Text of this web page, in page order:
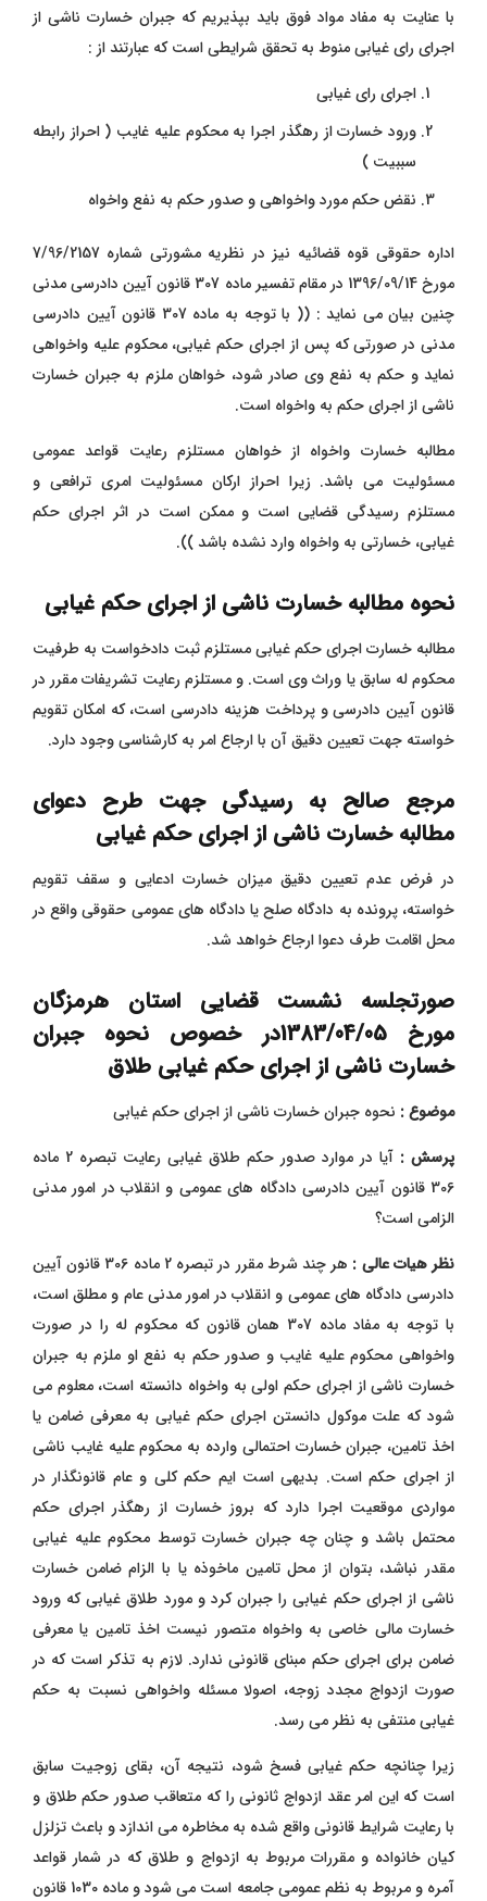
با عنایت به مفاد مواد فوق باید بپذیریم که جبران خسارت ناشی از
اجرای رای غیابی منوط به تحقق شرایطی است که عبارتند از :
اجرای رای غیابی
ورود خسارت از رهگذر اجرا به محکوم علیه غایب ( احراز رابطه
سببیت )
نقض حکم مورد واخواهی و صدور حکم به نفع واخواه
اداره حقوقی قوه قضائیه نیز در نظریه مشورتی شماره 7/96/2157
مورخ 1396/09/14 در مقام تفسیر ماده 307 قانون آیین دادرسی مدنی
چنین بیان می نماید : (( با توجه به ماده 307 قانون آیین دادرسی
مدنی در صورتی که پس از اجرای حکم غیابی، محکوم علیه واخواهی
نماید و حکم به نفع وی صادر شود، خواهان ملزم به جبران خسارت
ناشی از اجرای حکم به واخواه است.
مطالبه خسارت واخواه از خواهان مستلزم رعایت قواعد عمومی
مسئولیت می باشد. زیرا احراز ارکان مسئولیت امری ترافعی و
مستلزم رسیدگی قضایی است و ممکن است در اثر اجرای حکم
غیابی، خسارتی به واخواه وارد نشده باشد )).
نحوه مطالبه خسارت ناشی از اجرای حکم غیابی
مطالبه خسارت اجرای حکم غیابی مستلزم ثبت دادخواست به طرفیت
محکوم له سابق یا وراث وی است. و مستلزم رعایت تشریفات مقرر در
قانون آیین دادرسی و پرداخت هزینه دادرسی است، که امکان تقویم
خواسته جهت تعیین دقیق آن با ارجاع امر به کارشناسی وجود دارد.
مرجع صالح به رسیدگی جهت طرح دعوای
مطالبه خسارت ناشی از اجرای حکم غیابی
در فرض عدم تعیین دقیق میزان خسارت ادعایی و سقف تقویم
خواسته، پرونده به دادگاه صلح یا دادگاه های عمومی حقوقی واقع در
محل اقامت طرف دعوا ارجاع خواهد شد.
صورتجلسه نشست قضایی استان هرمزگان
مورخ 1383/04/05در خصوص نحوه جبران
خسارت ناشی از اجرای حکم غیابی طلاق
موضوع : نحوه جبران خسارت ناشی از اجرای حکم غیابی
پرسش :
آیا در موارد صدور حکم طلاق غیابی رعایت تبصره 2 ماده
306 قانون آیین دادرسی دادگاه های عمومی و انقلاب در امور مدنی
الزامی است؟
نظر هیات عالی :
هر چند شرط مقرر در تبصره 2 ماده 306 قانون آیین
دادرسی دادگاه های عمومی و انقلاب در امور مدنی عام و مطلق است،
با توجه به مفاد ماده 307 همان قانون که محکوم له را در صورت
واخواهی محکوم علیه غایب و صدور حکم به نفع او ملزم به جبران
خسارت ناشی از اجرای حکم اولی به واخواه دانسته است، معلوم می
شود که علت موکول دانستن اجرای حکم غیابی به معرفی ضامن یا
اخذ تامین، جبران خسارت احتمالی وارده به محکوم علیه غایب ناشی
از اجرای حکم است. بدیهی است ایم حکم کلی و عام قانونگذار در
مواردی موقعیت اجرا دارد که بروز خسارت از رهگذر اجرای حکم
محتمل باشد و چنان چه جبران خسارت توسط محکوم علیه غیابی
مقدر نباشد، بتوان از محل تامین ماخوذه یا با الزام ضامن خسارت
ناشی از اجرای حکم غیابی را جبران کرد و مورد طلاق غیابی که ورود
خسارت مالی خاصی به واخواه متصور نیست اخذ تامین یا معرفی
ضامن برای اجرای حکم مبنای قانونی ندارد. لازم به تذکر است که در
صورت ازدواج مجدد زوجه، اصولا مسئله واخواهی نسبت به حکم
غیابی منتفی به نظر می رسد.
زیرا چنانچه حکم غیابی فسخ شود، نتیجه آن، بقای زوجیت سابق
است که این امر عقد ازدواج ثانونی را که متعاقب صدور حکم طلاق و
با رعایت شرایط قانونی واقع شده به مخاطره می اندازد و باعث تزلزل
کیان خانواده و مقررات مربوط به ازدواج و طلاق که در شمار قواعد
آمره و مربوط به نظم عمومی جامعه است می شود و ماده 1030 قانون